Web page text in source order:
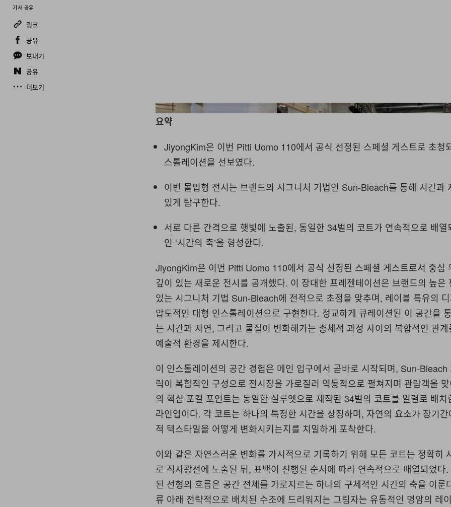
기사 공유
링크
공유
보내기
공유
더보기
Jiyongkim
요약
JiyongKim은 이번 Pitti Uomo 110에서 공식 선정된 스페셜 게스트로 초청
스톨레이션을 선보였다.
이번 몰입형 전시는 브랜드의 시그니처 기법인 Sun-Bleach를 통해 시간과
있게 탐구한다.
서로 다른 간격으로 햇빛에 노출된, 동일한 34벌의 코트가 연속적으로 배열
인 ‘시간의 축’을 형성한다.
JiyongKim은 이번 Pitti Uomo 110에서 공식 선정된 스페셜 게스트로서 중심
깊이 있는 새로운 전시를 공개했다. 이 장대한 프레젠테이션은 브랜드의 높은
있는 시그니처 기법 Sun-Bleach에 전적으로 초점을 맞추며, 레이블 특유의
압도적인 대형 인스톨레이션으로 구현한다. 정교하게 큐레이션된 이 공간을
는 시간과 자연, 그리고 물질이 변화해가는 총체적 과정 사이의 복합적인 관
예술적 환경을 제시한다.
이 인스톨레이션의 공간 경험은 메인 입구에서 곧바로 시작되며, Sun-Bleach
릭이 복합적인 구성으로 전시장을 가로질러 역동적으로 펼쳐지며 관람객을
의 핵심 포컬 포인트는 동일한 실루엣으로 제작된 34벌의 코트를 일렬로 배치
라인업이다. 각 코트는 하나의 특정한 시간을 상징하며, 자연의 요소가 장기
적 텍스타일을 어떻게 변화시키는지를 치밀하게 포착한다.
이와 같은 자연스러운 변화를 가시적으로 기록하기 위해 모든 코트는 정확히
로 직사광선에 노출된 뒤, 표백이 진행된 순서에 따라 연속적으로 배열되었다
된 선형의 흐름은 공간 전체를 가로지르는 하나의 구체적인 시간의 축을 이룬
류 아래 전략적으로 배치된 수조에 드리워지는 그림자는 유동적인 명암의 레